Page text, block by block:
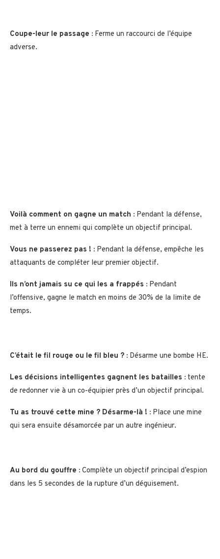
Coupe-leur le passage : Ferme un raccourci de l’équipe
adverse.
Voilà comment on gagne un match : Pendant la défense,
met à terre un ennemi qui complète un objectif principal.
Vous ne passerez pas ! : Pendant la défense, empêche les
attaquants de compléter leur premier objectif.
Ils n’ont jamais su ce qui les a frappés : Pendant
l’offensive, gagne le match en moins de 30% de la limite de
temps.
C’était le fil rouge ou le fil bleu ? : Désarme une bombe HE.
Les décisions intelligentes gagnent les batailles : tente
de redonner vie à un co-équipier près d’un objectif principal.
Tu as trouvé cette mine ? Désarme-là ! : Place une mine
qui sera ensuite désamorcée par un autre ingénieur.
Au bord du gouffre : Complète un objectif principal d’espion
dans les 5 secondes de la rupture d’un déguisement.